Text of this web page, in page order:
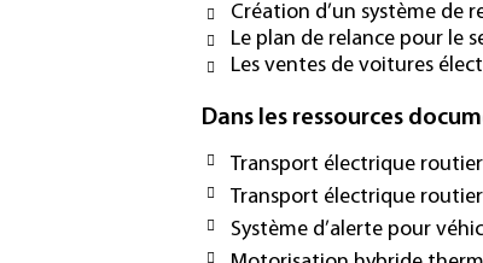
Création d’un système de
Le plan de relance pour le
Les ventes de voitures
Dans les ressources
Transport électrique
Transport électrique
Système d’alerte pour